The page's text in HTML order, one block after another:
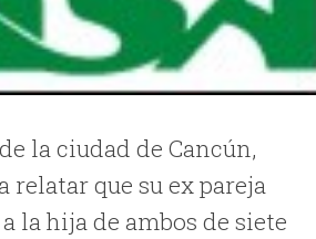
la ciudad de Cancún,
relatar que su ex pareja
la hija de ambos de siete